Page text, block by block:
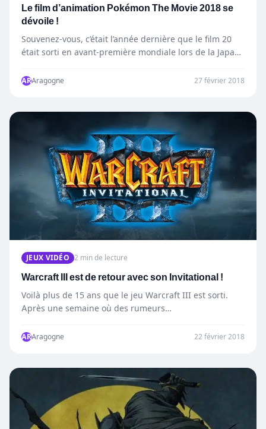
Le film d’animation Pokémon The Movie 2018 se
dévoile !
Souvenez-vous, c’était l’année dernière que le film 20
était sorti en avant-première mondiale lors de la Japan
ARAragogne 27 février 2018
JEUX VIDÉO 2 min de lecture
Warcraft III est de retour avec son Invitational !
Voilà plus de 15 ans que le jeu Warcraft III est sorti.
Après une semaine où des rumeurs…
ARAragogne 22 février 2018